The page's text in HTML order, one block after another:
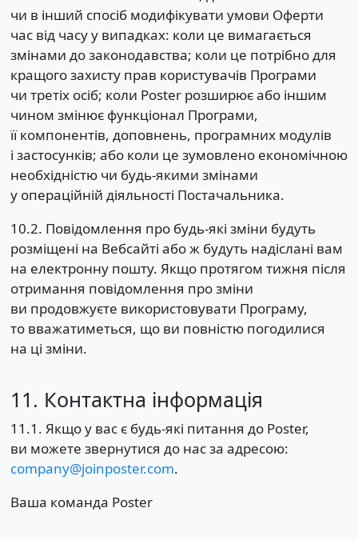
чи в інший спосіб модифікувати умови Оферти
час від часу у випадках: коли це вимагається
змінами до законодавства; коли це потрібно для
кращого захисту прав користувачів Програми
чи третіх осіб; коли Poster розширює або іншим
чином змінює функціонал Програми,
її компонентів, доповнень, програмних модулів
і застосунків; або коли це зумовлено економічною
необхідністю чи будь-якими змінами
у операційній діяльності Постачальника.
10.2. Повідомлення про будь-які зміни будуть
розміщені на Вебсайті або ж будуть надіслані вам
на електронну пошту. Якщо протягом тижня після
отримання повідомлення про зміни
ви продовжуєте використовувати Програму,
то вважатиметься, що ви повністю погодилися
на ці зміни.
11. Контактна інформація
11.1. Якщо у вас є будь-які питання до Poster,
ви можете звернутися до нас за адресою:
company@joinposter.com.
Ваша команда Poster